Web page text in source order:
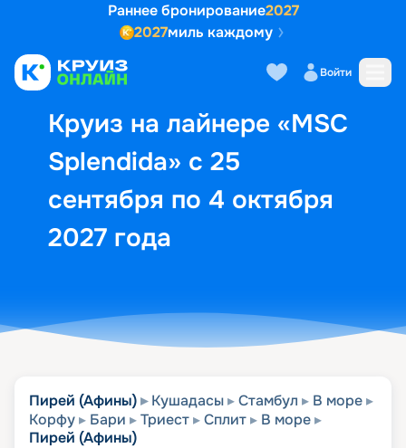
Раннее бронирование2027
2027миль каждому
Войти
Круиз на лайнере «MSC
Splendida» с 25
сентября по 4 октября
2027 года
Выбор кают Маршрут и
Пирей (Афины) Кушадасы Стамбул
В море
Корфу
Бари Триест Сплит
В море
Пирей (Афины)